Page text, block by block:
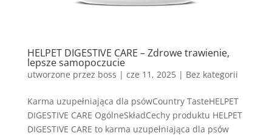
HELPET DIGESTIVE CARE – Zdrowe trawienie,
lepsze samopoczucie
utworzone przez boss | cze 11, 2025| Bez kategorii
Karma uzupełniająca dla psówCountry TasteHELPET
DIGESTIVE CARE OgólneSkładCechy produktu HELPET
DIGESTIVE CARE to karma uzupełniająca dla psów